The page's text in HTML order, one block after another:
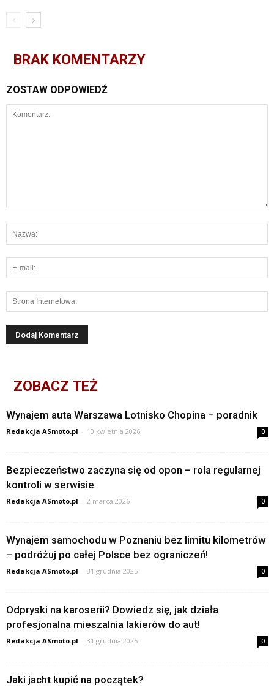
BRAK KOMENTARZY
ZOSTAW ODPOWIEDŹ
ZOBACZ TEŻ
Wynajem auta Warszawa Lotnisko Chopina – poradnik
Redakcja ASmoto.pl - 10 kwietnia 2026 0
Bezpieczeństwo zaczyna się od opon – rola regularnej
kontroli w serwisie
Redakcja ASmoto.pl - 2 marca 2026 0
Wynajem samochodu w Poznaniu bez limitu kilometrów
– podróżuj po całej Polsce bez ograniczeń!
Redakcja ASmoto.pl - 31 grudnia 2025 0
Odpryski na karoserii? Dowiedz się, jak działa
profesjonalna mieszalnia lakierów do aut!
Redakcja ASmoto.pl - 31 grudnia 2025 0
Jaki jacht kupić na początek?